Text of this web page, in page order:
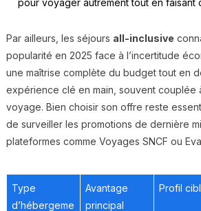
pour voyager autrement tout en faisant
Par ailleurs, les séjours all-inclusive
popularité en 2025 face à l’incertitude
une maîtrise complète du budget tout en
expérience clé en main, souvent couplée
voyage. Bien choisir son offre reste
de surveiller les promotions de dernière
plateformes comme Voyages SNCF ou
Type
d’hébergeme
Avantage
principal
Profil